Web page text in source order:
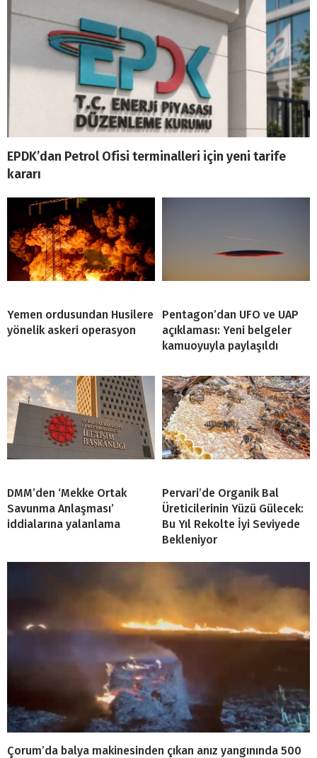
EPDK’dan Petrol Ofisi terminalleri için yeni tarife
kararı
Yemen ordusundan Husilere
yönelik askeri operasyon
Pentagon’dan UFO ve UAP
açıklaması: Yeni belgeler
kamuoyuyla paylaşıldı
DMM’den ‘Mekke Ortak
Savunma Anlaşması’
iddialarına yalanlama
Pervari’de Organik Bal
Üreticilerinin Yüzü Gülecek:
Bu Yıl Rekolte İyi Seviyede
Bekleniyor
Çorum’da balya makinesinden çıkan anız yangınında 500